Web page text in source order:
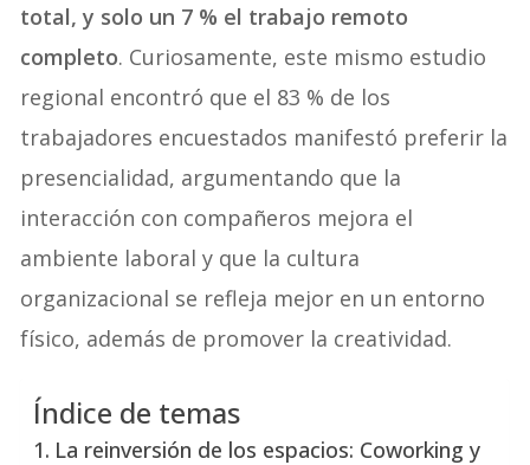
total, y solo un 7 % el trabajo remoto
completo. Curiosamente, este mismo estudio
regional encontró que el 83 % de los
trabajadores encuestados manifestó preferir la
presencialidad, argumentando que la
interacción con compañeros mejora el
ambiente laboral y que la cultura
organizacional se refleja mejor en un entorno
físico, además de promover la creatividad.
Índice de temas
La reinversión de los espacios: Coworking y